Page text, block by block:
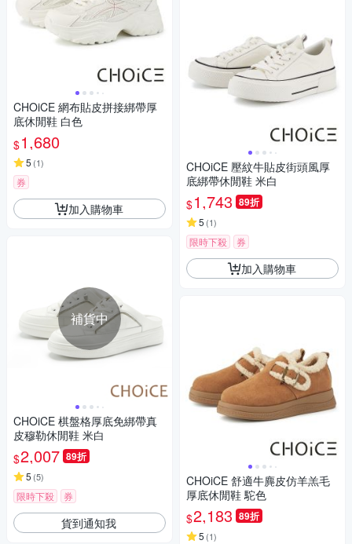
CHOiCE 網布貼皮拼接綁帶厚
底休閒鞋 白色
$1,680
5 (1)
券
加入購物車
補貨中
CHOiCE 棋盤格厚底免綁帶真
皮穆勒休閒鞋 米白
$2,007 89折
5 (5)
限時下殺 券
貨到通知我
CHOiCE 壓紋牛貼皮街頭風厚
底綁帶休閒鞋 米白
$1,743 89折
5 (1)
限時下殺 券
加入購物車
CHOiCE 舒適牛麂皮仿羊羔毛
厚底休閒鞋 駝色
$2,183 89折
5 (1)